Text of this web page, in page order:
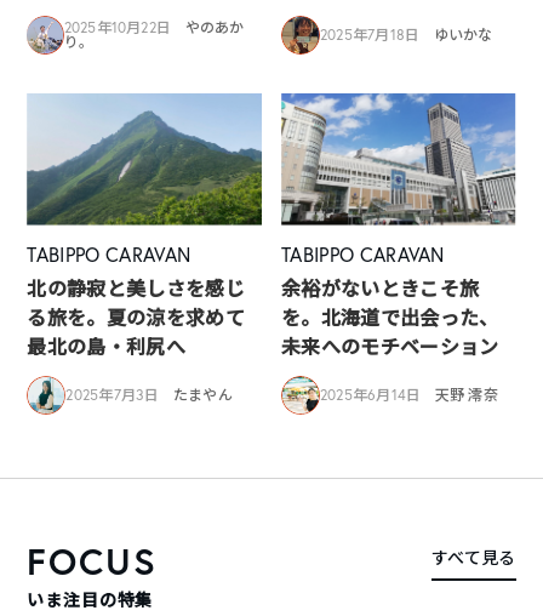
2025年10月22日
やのあか
り。
2025年7月18日 ゆいかな
TABIPPO CARAVAN
北の静寂と美しさを感じ
る旅を。夏の涼を求めて
最北の島・利尻へ
2025年7月3日 たまやん
TABIPPO CARAVAN
余裕がないときこそ旅
を。北海道で出会った、
未来へのモチベーション
2025年6月14日 天野 澪奈
FOCUS
いま注目の特集
すべて見る